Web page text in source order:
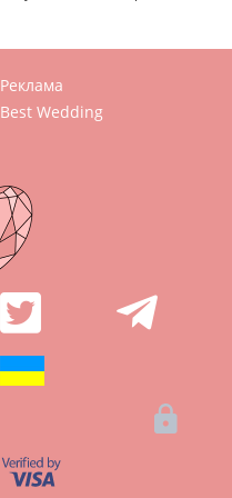
Реклама
Best Wedding